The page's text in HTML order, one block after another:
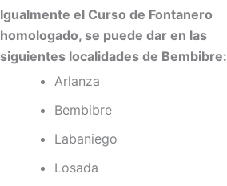
Igualmente el Curso de Fontanero
homologado, se puede dar en las
siguientes localidades de Bembibre:
Arlanza
Bembibre
Labaniego
Losada